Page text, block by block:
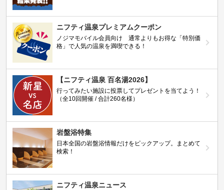
ニフティ温泉プレミアムクーポン
ノジマモバイル会員向け 通常よりもお得な「特別価
格」で人気の温泉を満喫できる！
【ニフティ温泉 百名湯2026】
行ってみたい施設に投票してプレゼントを当てよう！
（全10回開催 / 合計260名様）
岩盤浴特集
日本全国の岩盤浴情報だけをピックアップ。まとめて
検索！
ニフティ温泉ニュース